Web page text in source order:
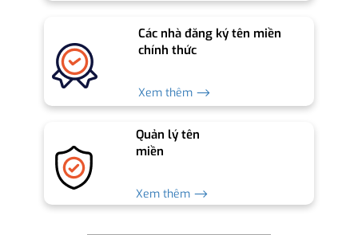
Các nhà đăng ký tên miền
chính thức
Xem thêm ⟶
Quản lý tên
miền
Xem thêm ⟶